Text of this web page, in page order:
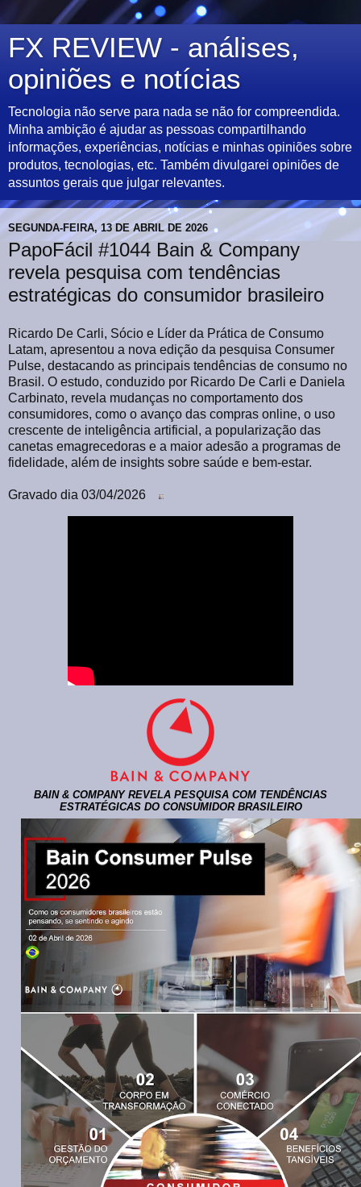
FX REVIEW - análises,
opiniões e notícias
Tecnologia não serve para nada se não for compreendida.
Minha ambição é ajudar as pessoas compartilhando
informações, experiências, notícias e minhas opiniões sobre
produtos, tecnologias, etc. Também divulgarei opiniões de
assuntos gerais que julgar relevantes.
SEGUNDA-FEIRA, 13 DE ABRIL DE 2026
PapoFácil #1044 Bain & Company
revela pesquisa com tendências
estratégicas do consumidor brasileiro
Ricardo De Carli, Sócio e Líder da Prática de Consumo
Latam, apresentou a nova edição da pesquisa Consumer
Pulse, destacando as principais tendências de consumo no
Brasil. O estudo, conduzido por Ricardo De Carli e Daniela
Carbinato, revela mudanças no comportamento dos
consumidores, como o avanço das compras online, o uso
crescente de inteligência artificial, a popularização das
canetas emagrecedoras e a maior adesão a programas de
fidelidade, além de insights sobre saúde e bem‑estar.
Gravado dia 03/04/2026
BAIN & COMPANY REVELA PESQUISA COM TENDÊNCIAS
ESTRATÉGICAS DO CONSUMIDOR BRASILEIRO